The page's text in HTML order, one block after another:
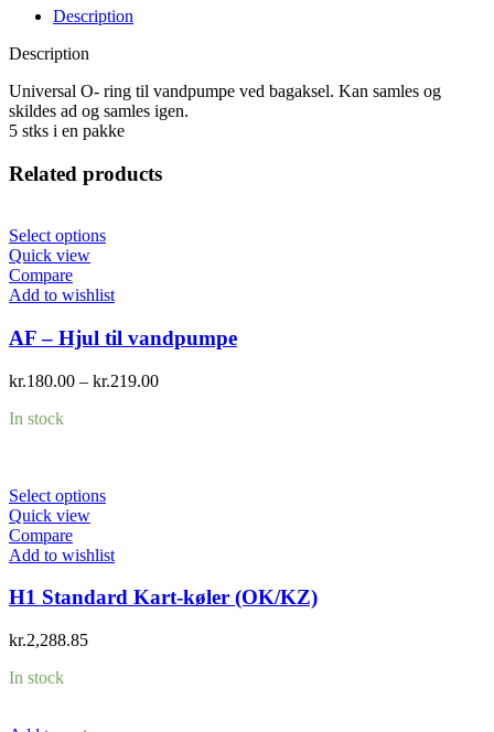
Description
Description
Universal O- ring til vandpumpe ved bagaksel. Kan samles og
skildes ad og samles igen.
5 stks i en pakke
Related products
Select options
Quick view
Compare
Add to wishlist
AF – Hjul til vandpumpe
kr.180.00 – kr.219.00
In stock
Select options
Quick view
Compare
Add to wishlist
H1 Standard Kart-køler (OK/KZ)
kr.2,288.85
In stock